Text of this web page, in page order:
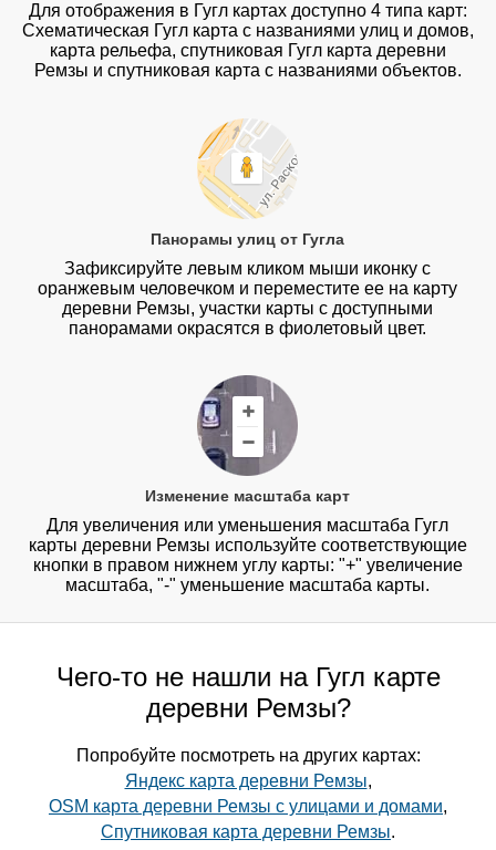
Для отображения в Гугл картах доступно 4 типа карт:
Схематическая Гугл карта с названиями улиц и домов,
карта рельефа, спутниковая Гугл карта деревни
Ремзы и спутниковая карта с названиями объектов.
Панорамы улиц от Гугла
Зафиксируйте левым кликом мыши иконку с
оранжевым человечком и переместите ее на карту
деревни Ремзы, участки карты с доступными
панорамами окрасятся в фиолетовый цвет.
Изменение масштаба карт
Для увеличения или уменьшения масштаба Гугл
карты деревни Ремзы используйте соответствующие
кнопки в правом нижнем углу карты: "+" увеличение
масштаба, "-" уменьшение масштаба карты.
Чего-то не нашли на Гугл карте
деревни Ремзы?
Попробуйте посмотреть на других картах:
Яндекс карта деревни Ремзы,
OSM карта деревни Ремзы с улицами и домами,
Спутниковая карта деревни Ремзы.